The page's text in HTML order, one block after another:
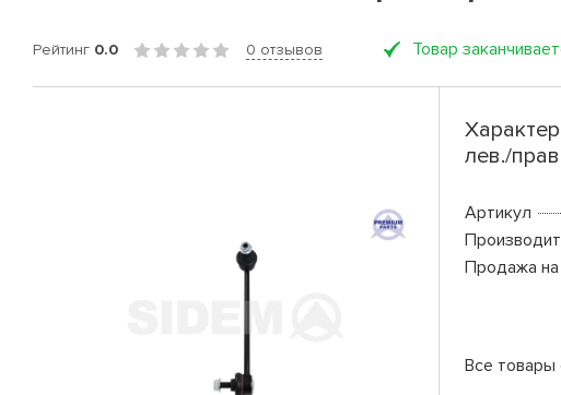
Рейтинг 0.0 0 отзывов Товар
лев./
Артикул
Продажа
Все товары